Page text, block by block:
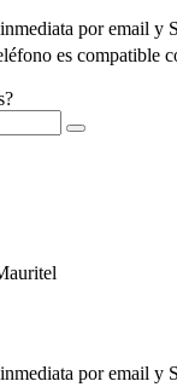
por email y
es compatible
por email y